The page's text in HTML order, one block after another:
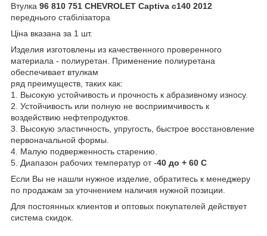
Втулка 96 810 751 CHEVROLET Captiva с140 2012
переднього стабілізатора
Ціна вказана за 1 шт.
Изделия изготовлены из качественного проверенного
материала - полиуретан. Применение полиуретана
обеспечивает втулкам
ряд преимуществ, таких как:
1. Высокую устойчивость и прочность к абразивному износу.
2. Устойчивость или полную не восприимчивость к
воздействию нефтепродуктов.
3. Высокую эластичность, упругость, быстрое восстановление
первоначальной формы.
4. Малую подверженность старению.
5. Диапазон рабочих температур от -40 до + 60 С
Если Вы не нашли нужное изделие, обратитесь к менеджеру
по продажам за уточнением наличия нужной позиции.
Для постоянных клиентов и оптовых покупателей действует
система скидок.